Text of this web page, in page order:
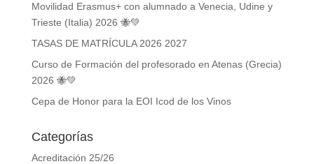
Movilidad Erasmus+ con alumnado a Venecia, Udine y
Trieste (Italia) 2026 🐝💚
TASAS DE MATRÍCULA 2026 2027
Curso de Formación del profesorado en Atenas (Grecia)
2026 🐝💚
Cepa de Honor para la EOI Icod de los Vinos
Categorías
Acreditación 25/26